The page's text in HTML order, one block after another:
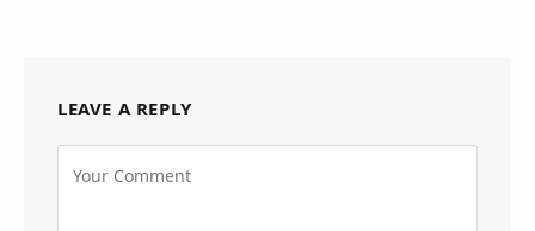
LEAVE A REPLY